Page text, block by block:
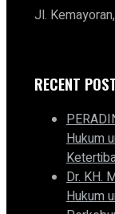
Jl.
RECENT
Hukum
Dr. KH.
Hukum